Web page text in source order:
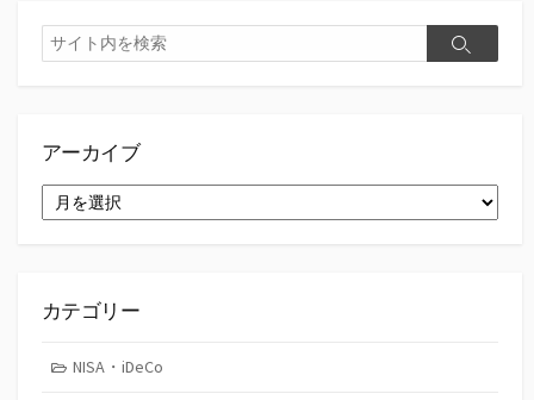
検
索
検
アーカイブ
ー
カテゴリー
NISA・iDeCo